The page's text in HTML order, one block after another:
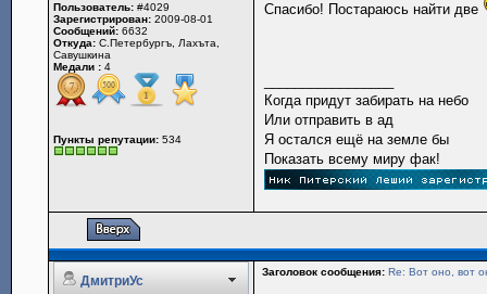
Пользователь: #4029
Зарегистрирован: 2009-08-01
Сообщений: 6632
Откуда: С.Петербургъ, Лахъта,
Савушкина
Медали : 4
Пункты репутации: 534
Спасибо! Постараюсь найти две
Когда придут забирать на небо
Или отправить в ад
Я остался ещё на земле бы
Показать всему миру фак!
ДмитриУс
Заголовок сообщения: Re: Вот оно, вот